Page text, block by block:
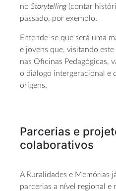
no Storytelling(contar
passado, por exemplo.
Entende-se que será uma
e jovens que, visitando
nas Oficinas Pedagógicas,
o diálogo intergeracional e
origens.
Parcerias e
colaborativos
A Ruralidades e Memórias
parcerias a nível regional e